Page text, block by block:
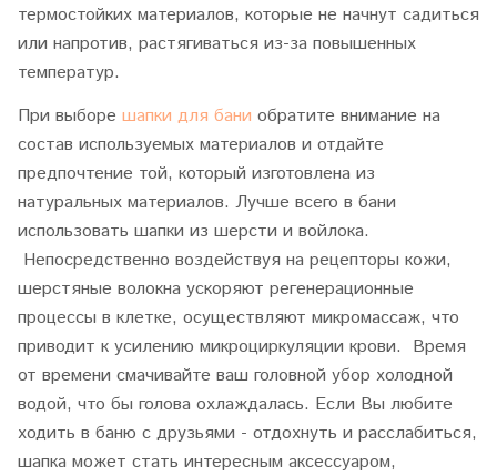
термостойких материалов, которые не начнут садиться
или напротив, растягиваться из-за повышенных
температур.
При выборе шапки для бани обратите внимание на
состав используемых материалов и отдайте
предпочтение той, который изготовлена из
натуральных материалов. Лучше всего в бани
использовать шапки из шерсти и войлока.
Непосредственно воздействуя на рецепторы кожи,
шерстяные волокна ускоряют регенерационные
процессы в клетке, осуществляют микромассаж, что
приводит к усилению микроциркуляции крови. Время
от времени смачивайте ваш головной убор холодной
водой, что бы голова охлаждалась. Если Вы любите
ходить в баню с друзьями - отдохнуть и расслабиться,
шапка может стать интересным аксессуаром,